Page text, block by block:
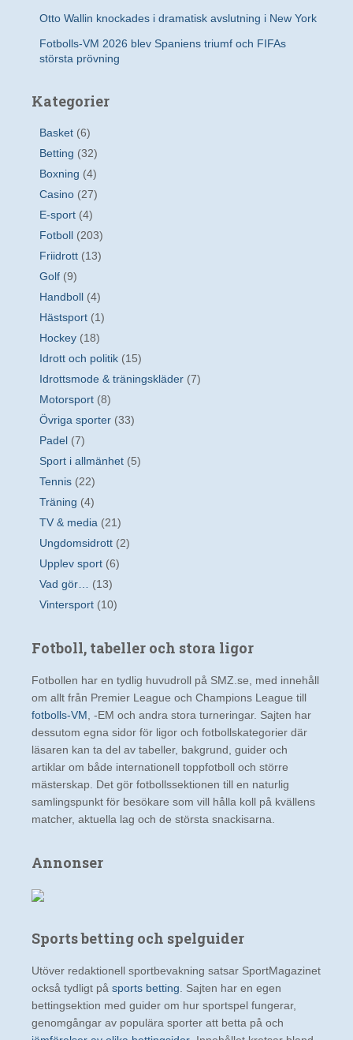
Otto Wallin knockades i dramatisk avslutning i New York
Fotbolls-VM 2026 blev Spaniens triumf och FIFAs
största prövning
Kategorier
Basket (6)
Betting (32)
Boxning (4)
Casino (27)
E-sport (4)
Fotboll (203)
Friidrott (13)
Golf (9)
Handboll (4)
Hästsport (1)
Hockey (18)
Idrott och politik (15)
Idrottsmode & träningskläder (7)
Motorsport (8)
Övriga sporter (33)
Padel (7)
Sport i allmänhet (5)
Tennis (22)
Träning (4)
TV & media (21)
Ungdomsidrott (2)
Upplev sport (6)
Vad gör…
(13)
Vintersport (10)
Fotboll, tabeller och stora ligor
Fotbollen har en tydlig huvudroll på SMZ.se, med innehåll
om allt från Premier League och Champions League till
fotbolls-VM , -EM och andra stora turneringar. Sajten har
dessutom egna sidor för ligor och fotbollskategorier där
läsaren kan ta del av tabeller, bakgrund, guider och
artiklar om både internationell toppfotboll och större
mästerskap. Det gör fotbollssektionen till en naturlig
samlingspunkt för besökare som vill hålla koll på kvällens
matcher, aktuella lag och de största snackisarna.
Annonser
Sports betting och spelguider
Utöver redaktionell sportbevakning satsar SportMagazinet
också tydligt på sports betting . Sajten har en egen
bettingsektion med guider om hur sportspel fungerar,
genomgångar av populära sporter att betta på och